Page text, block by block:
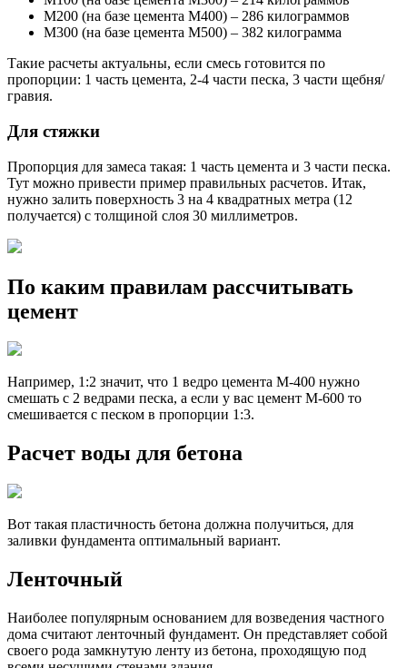
М200 (на базе цемента М400) – 286 килограммов
М300 (на базе цемента М500) – 382 килограмма
Такие расчеты актуальны, если смесь готовится по
пропорции: 1 часть цемента, 2-4 части песка, 3 части щебня/
гравия.
Для стяжки
Пропорция для замеса такая: 1 часть цемента и 3 части песка.
Тут можно привести пример правильных расчетов. Итак,
нужно залить поверхность 3 на 4 квадратных метра (12
получается) с толщиной слоя 30 миллиметров.
По каким правилам рассчитывать
цемент
Например, 1:2 значит, что 1 ведро цемента М-400 нужно
смешать с 2 ведрами песка, а если у вас цемент М-600 то
смешивается с песком в пропорции 1:3.
Расчет воды для бетона
Вот такая пластичность бетона должна получиться, для
заливки фундамента оптимальный вариант.
Ленточный
Наиболее популярным основанием для возведения частного
дома считают ленточный фундамент. Он представляет собой
своего рода замкнутую ленту из бетона, проходящую под